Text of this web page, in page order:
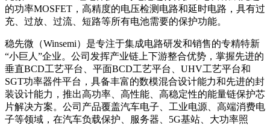
的功率MOSFET，高精度的电压检测电路和延时电路，具有过
充、过放、过流、短路等所有电池需要的保护功能。
稳先微（Winsemi）是专注于集成电路研发和销售的专精特新
“小巨人”企业。公司发挥产业链上下游整合优势，掌握先进的
垂直BCD工艺平台、平面BCD工艺平台、UHV工艺平台和
SGT功率器件平台，具备丰富的数模混合设计能力和先进的封
装设计能力，推出高功率、高性能、高稳定性的能量链保护芯
片解决方案。公司产品覆盖汽车电子、工业电源、高端消费电
子等领域，在汽车负载保护、服务器、5G基站、大功率照